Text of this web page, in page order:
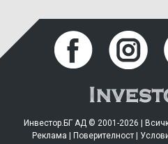
Инвестор.БГ АД © 2001-2026 |
Реклама
Поверителност|